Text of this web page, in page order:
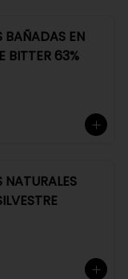
BAÑADAS EN
BITTER 63%
NATURALES